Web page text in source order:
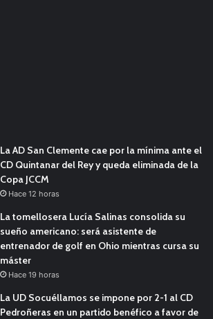
La AD San Clemente cae por la mínima ante el
CD Quintanar del Rey y queda eliminada de la
Copa JCCM
Hace 12 horas
La tomellosera Lucía Salinas consolida su
sueño americano: será asistente de
entrenador de golf en Ohio mientras cursa su
máster
Hace 19 horas
La UD Socuéllamos se impone por 2-1 al CD
Pedroñeras en un partido benéfico a favor de